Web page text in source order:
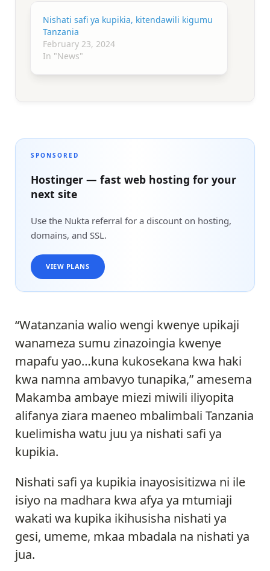
Nishati safi ya kupikia, kitendawili kigumu
Tanzania
February 23, 2024
In "News"
SPONSORED
Hostinger — fast web hosting for your
next site
Use the Nukta referral for a discount on hosting,
domains, and SSL.
VIEW PLANS
“Watanzania walio wengi kwenye upikaji
wanameza sumu zinazoingia kwenye
mapafu yao…kuna kukosekana kwa haki
kwa namna ambavyo tunapika,” amesema
Makamba ambaye miezi miwili iliyopita
alifanya ziara maeneo mbalimbali Tanzania
kuelimisha watu juu ya nishati safi ya
kupikia.
Nishati safi ya kupikia inayosisitizwa ni ile
isiyo na madhara kwa afya ya mtumiaji
wakati wa kupika ikihusisha nishati ya
gesi, umeme, mkaa mbadala na nishati ya
jua.